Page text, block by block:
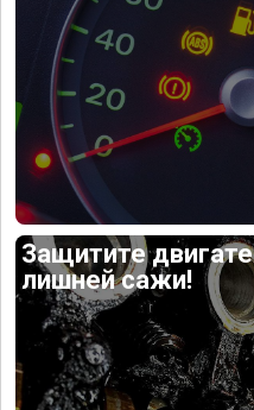
Защитите
лишней сажи!